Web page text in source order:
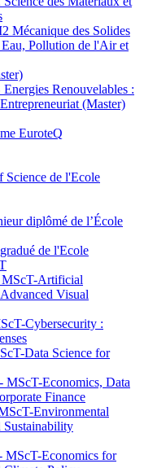
Mécanique des Solides
Pollution de l'Air et
Renouvelables :
(Master)
EuroteQ
Science de l'Ecole
diplômé de l’École
de l'Ecole
Artificial
Visual
Cybersecurity :
Data Science for
Economics, Data
Finance
Environmental
Sustainability
MScT-Economics for